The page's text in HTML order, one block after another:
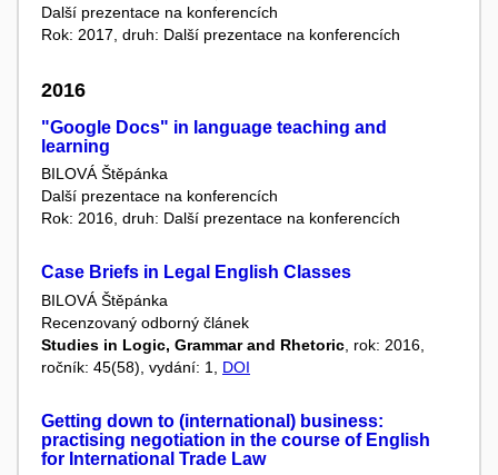
Další prezentace na konferencích
Rok: 2017, druh: Další prezentace na konferencích
2016
"Google Docs" in language teaching and
learning
BILOVÁ Štěpánka
Další prezentace na konferencích
Rok: 2016, druh: Další prezentace na konferencích
Case Briefs in Legal English Classes
BILOVÁ Štěpánka
Recenzovaný odborný článek
Studies in Logic, Grammar and Rhetoric , rok: 2016,
ročník: 45(58), vydání: 1, DOI
Getting down to (international) business:
practising negotiation in the course of English
for International Trade Law